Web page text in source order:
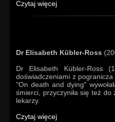
Czytaj więcej
Dr Elisabeth Kübler-Ross
Dr Elisabeth Kübler-Ross
doświadczeniami z
"On death and dying"
śmierci, przyczyniła się też
lekarzy.
Czytaj więcej